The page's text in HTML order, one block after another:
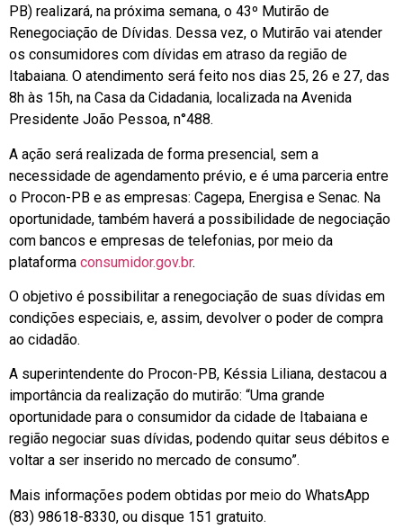
PB) realizará, na próxima semana, o 43º Mutirão de
Renegociação de Dívidas. Dessa vez, o Mutirão vai atender
os consumidores com dívidas em atraso da região de
Itabaiana. O atendimento será feito nos dias 25, 26 e 27, das
8h às 15h, na Casa da Cidadania, localizada na Avenida
Presidente João Pessoa, n°488.
A ação será realizada de forma presencial, sem a
necessidade de agendamento prévio, e é uma parceria entre
o Procon-PB e as empresas: Cagepa, Energisa e Senac. Na
oportunidade, também haverá a possibilidade de negociação
com bancos e empresas de telefonias, por meio da
plataforma consumidor.gov.br.
O objetivo é possibilitar a renegociação de suas dívidas em
condições especiais, e, assim, devolver o poder de compra
ao cidadão.
A superintendente do Procon-PB, Késsia Liliana, destacou a
importância da realização do mutirão: “Uma grande
oportunidade para o consumidor da cidade de Itabaiana e
região negociar suas dívidas, podendo quitar seus débitos e
voltar a ser inserido no mercado de consumo”.
Mais informações podem obtidas por meio do WhatsApp
(83) 98618-8330, ou disque 151 gratuito.